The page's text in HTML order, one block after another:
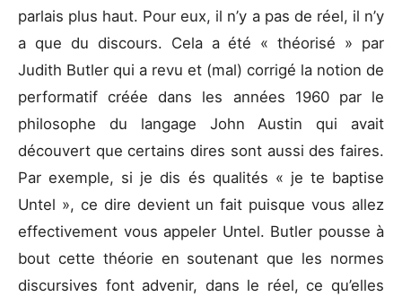
parlais plus haut. Pour eux, il n’y a pas de réel, il n’y
a que du discours. Cela a été « théorisé » par
Judith Butler qui a revu et (mal) corrigé la notion de
performatif créée dans les années 1960 par le
philosophe du langage John Austin qui avait
découvert que certains dires sont aussi des faires.
Par exemple, si je dis és qualités « je te baptise
Untel », ce dire devient un fait puisque vous allez
effectivement vous appeler Untel. Butler pousse à
bout cette théorie en soutenant que les normes
discursives font advenir, dans le réel, ce qu’elles